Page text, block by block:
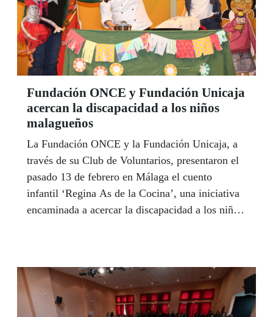
Juego de la ONCE, Patricio Cárceles, y el
delegado territorial, Cristóbal Martínez,
descubrieron la imagen en un patio de la
Delegación Territorial lleno de cámaras, artistas
y amigos de los hermanos y representantes
sociales.
Fundación ONCE y Fundación Unicaja
acercan la discapacidad a los niños
malagueños
La Fundación ONCE y la Fundación Unicaja, a
través de su Club de Voluntarios, presentaron el
pasado 13 de febrero en Málaga el cuento
infantil ‘Regina As de la Cocina’, una iniciativa
encaminada a acercar la discapacidad a los niños
emprendedores con discapacidad han podido
poner en marcha sus iniciativas durante 2018
gracias al apoyo de Fundación ONCE a